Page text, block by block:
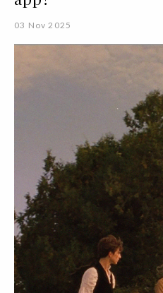
03 Nov 2025